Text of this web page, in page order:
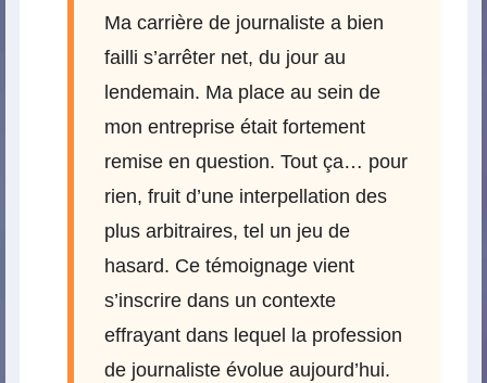
Ma carrière de journaliste a bien
failli s’arrêter net, du jour au
lendemain. Ma place au sein de
mon entreprise était fortement
remise en question. Tout ça… pour
rien, fruit d’une interpellation des
plus arbitraires, tel un jeu de
hasard. Ce témoignage vient
s’inscrire dans un contexte
effrayant dans lequel la profession
de journaliste évolue aujourd’hui.